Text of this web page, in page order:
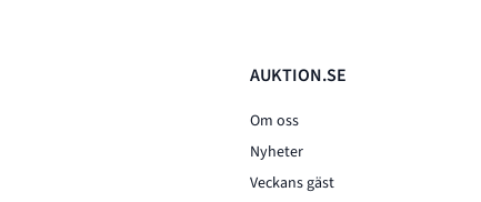
AUKTION.SE
Om oss
Nyheter
Veckans gäst